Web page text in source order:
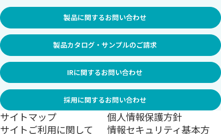
製品に関するお問い合わせ
製品カタログ・サンプルのご請求
IRに関するお問い合わせ
採用に関するお問い合わせ
サイトマップ
個人情報保護方針
サイトご利用に関して
情報セキュリティ基本方